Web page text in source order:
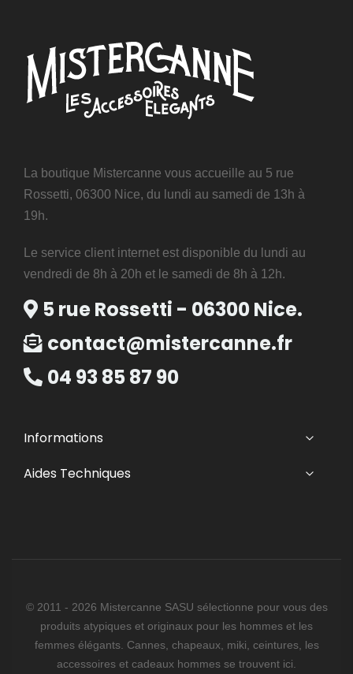
La boutique Mistercanne vous accueille au 5 rue
Rossetti, 06300 Nice, du lundi au samedi de 13h à
19h.
Le service client internet est disponible du lundi au
vendredi de 8h à 20h et le samedi de 8h à 12h.
5 rue Rossetti - 06300 Nice.
contact@mistercanne.fr
04 93 85 87 90
Informations
Aides Techniques
© 2011 - 2026 Mistercanne SASU sélectionne pour vous des
produits atypiques et originaux pour les hommes et les
femmes élégants. Cannes, chapeaux, miki, ceintures, les
accessoires et cadeaux hommes se trouvent ici.